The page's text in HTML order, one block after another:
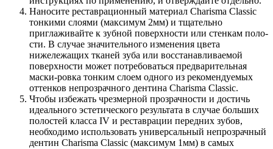
Наносите реставрационный материал Charisma Classic
тонкими слоями (максимум 2мм) и тщательно
приглаживайте к зубной поверхности или стенкам поло-
сти. В случае значительного изменения цвета
нижележащих тканей зуба или восстанавливаемой
поверхности может потребоваться предварительная
маски-ровка тонким слоем одного из рекомендуемых
оттенков непрозрачного дентина Charisma Classic.
Чтобы избежать чрезмерной прозрачности и достичь
идеального эстетического результата в случае больших
полостей класса IV и реставрации передних зубов,
необходимо использовать универсальный непрозрачный
дентин Charisma Classic (максимум 1мм) в самых